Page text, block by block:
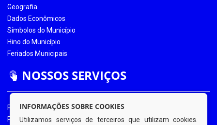
Geografia
Dados Econômicos
Símbolos do Município
Hino do Município
Feriados Municipais
NOSSOS SERVIÇOS
Portal da Transparência
Portal da Transparência COVID-19
INFORMAÇÕES SOBRE COOKIES
Utilizamos serviços de terceiros que utilizam cookies.